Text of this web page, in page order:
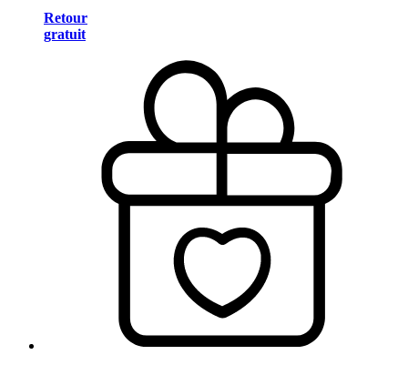
Retour
gratuit